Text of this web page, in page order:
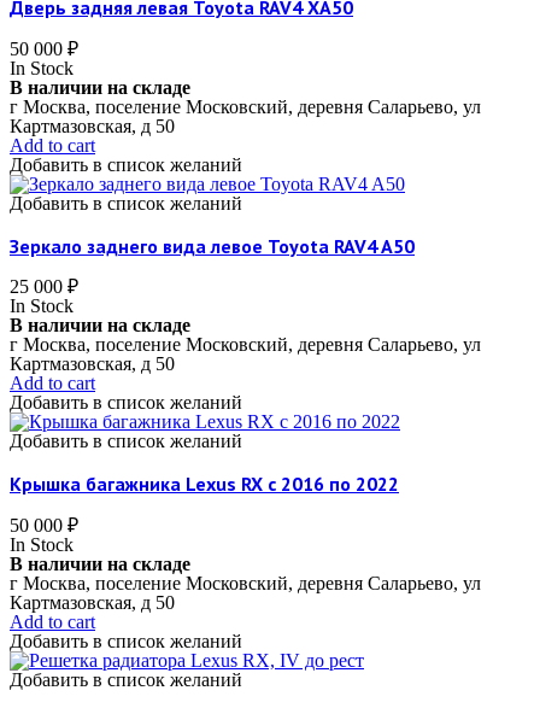
Дверь задняя левая Toyota RAV4 XA50
50 000 ₽
In Stock
В наличии на складе
г Москва, поселение Московский, деревня Саларьево, ул
Картмазовская, д 50
Add to cart
Добавить в список желаний
Добавить в список желаний
Зеркало заднего вида левое Toyota RAV4 A50
25 000 ₽
In Stock
В наличии на складе
г Москва, поселение Московский, деревня Саларьево, ул
Картмазовская, д 50
Add to cart
Добавить в список желаний
Добавить в список желаний
Крышка багажника Lexus RX c 2016 по 2022
50 000 ₽
In Stock
В наличии на складе
г Москва, поселение Московский, деревня Саларьево, ул
Картмазовская, д 50
Add to cart
Добавить в список желаний
Добавить в список желаний